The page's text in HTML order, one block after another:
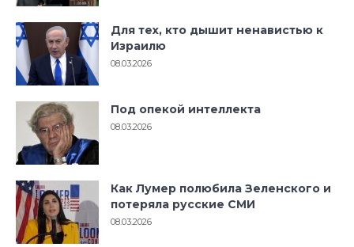
Для тех, кто дышит ненавистью к
Израилю
08.03.2026
Под опекой интеллекта
08.03.2026
Как Лумер полюбила Зеленского и
потеряла русские СМИ
08.03.2026